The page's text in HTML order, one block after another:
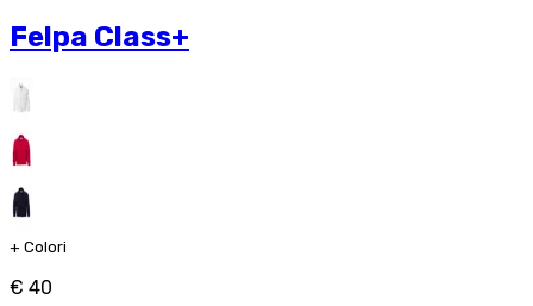
Felpa Class+
+ Colori
€ 40